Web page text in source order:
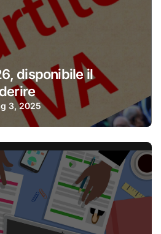
disponibile il
3, 2025